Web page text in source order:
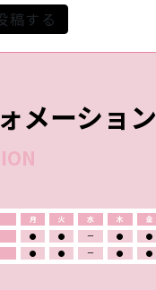
メーション
月 火 水 木 金
● ● ー ● ●
● ● ー ● ●